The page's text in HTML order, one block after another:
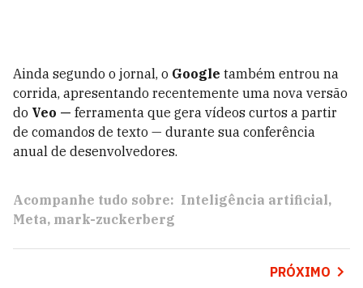
Ainda segundo o jornal, o Google também entrou na
corrida, apresentando recentemente uma nova versão
do Veo — ferramenta que gera vídeos curtos a partir
de comandos de texto — durante sua conferência
anual de desenvolvedores.
Acompanhe tudo sobre: Inteligência artificial
Meta mark-zuckerberg
PRÓXIMO